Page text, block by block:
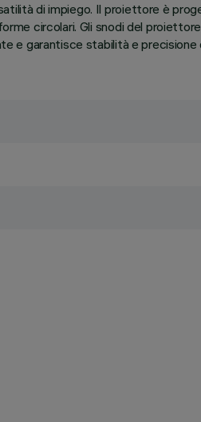
di impiego. Il proiettore è
circolari. Gli snodi del
e garantisce stabilità e